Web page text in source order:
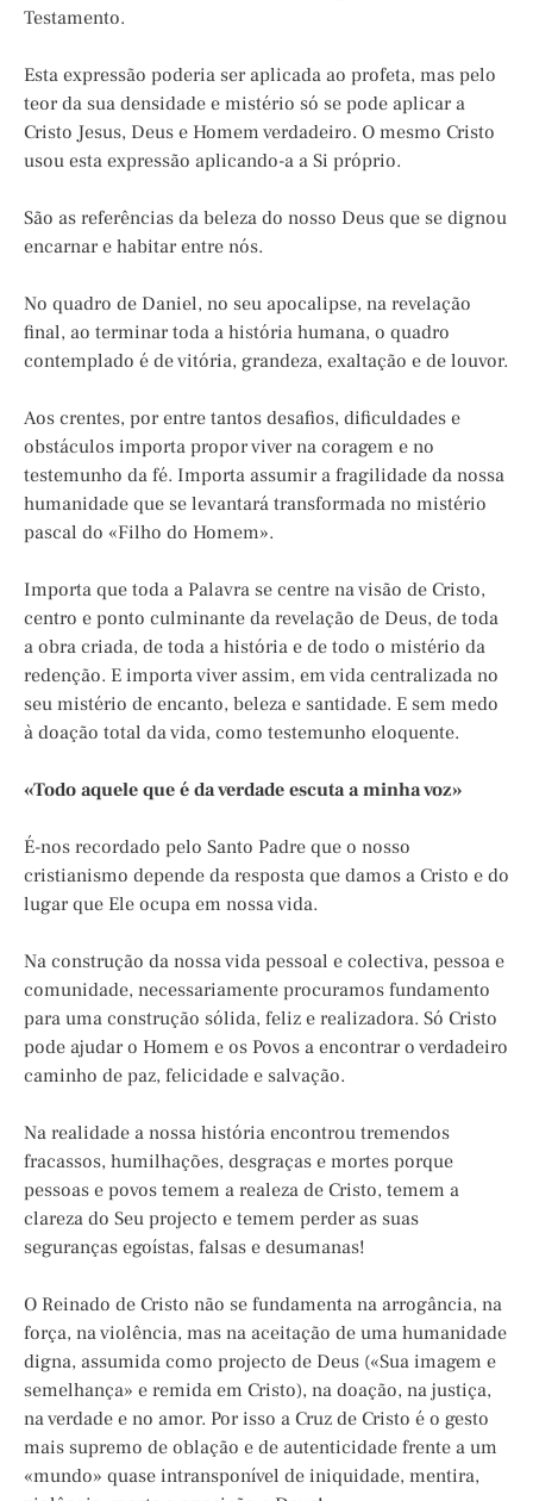
Testamento.
Esta expressão poderia ser aplicada ao profeta, mas pelo
teor da sua densidade e mistério só se pode aplicar a
Cristo Jesus, Deus e Homem verdadeiro. O mesmo Cristo
usou esta expressão aplicando-a a Si próprio.
São as referências da beleza do nosso Deus que se dignou
encarnar e habitar entre nós.
No quadro de Daniel, no seu apocalipse, na revelação
final, ao terminar toda a história humana, o quadro
contemplado é de vitória, grandeza, exaltação e de louvor.
Aos crentes, por entre tantos desafios, dificuldades e
obstáculos importa propor viver na coragem e no
testemunho da fé. Importa assumir a fragilidade da nossa
humanidade que se levantará transformada no mistério
pascal do «Filho do Homem».
Importa que toda a Palavra se centre na visão de Cristo,
centro e ponto culminante da revelação de Deus, de toda
a obra criada, de toda a história e de todo o mistério da
redenção. E importa viver assim, em vida centralizada no
seu mistério de encanto, beleza e santidade. E sem medo
à doação total da vida, como testemunho eloquente.
«Todo aquele que é da verdade escuta a minha voz»
É-nos recordado pelo Santo Padre que o nosso
cristianismo depende da resposta que damos a Cristo e do
lugar que Ele ocupa em nossa vida.
Na construção da nossa vida pessoal e colectiva, pessoa e
comunidade, necessariamente procuramos fundamento
para uma construção sólida, feliz e realizadora. Só Cristo
pode ajudar o Homem e os Povos a encontrar o verdadeiro
caminho de paz, felicidade e salvação.
Na realidade a nossa história encontrou tremendos
fracassos, humilhações, desgraças e mortes porque
pessoas e povos temem a realeza de Cristo, temem a
clareza do Seu projecto e temem perder as suas
seguranças egoístas, falsas e desumanas!
O Reinado de Cristo não se fundamenta na arrogância, na
força, na violência, mas na aceitação de uma humanidade
digna, assumida como projecto de Deus («Sua imagem e
semelhança» e remida em Cristo), na doação, na justiça,
na verdade e no amor. Por isso a Cruz de Cristo é o gesto
mais supremo de oblação e de autenticidade frente a um
«mundo» quase intransponível de iniquidade, mentira,